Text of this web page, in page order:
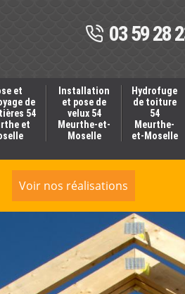
03 59 28
et
de
54
et
Installation
et pose de
velux 54
Meurthe-et-
Moselle
Hydrofuge
de toiture
54
Meurthe-
et-Moselle
Voir nos réalisations